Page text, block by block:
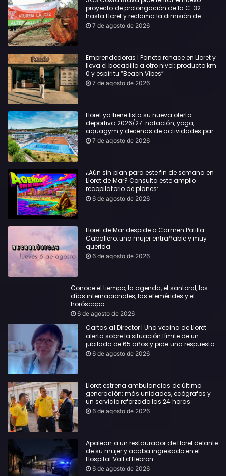
proyecto de prolongación de la C-32
hasta Lloret y reclama la dimisión de
Sílvia Paneque
7 de agosto de 2026
Emprendedoras | Paneto renace en Lloret y
lleva el bocadillo a otro nivel: producto km
0 y espíritu “Beach Vibes”
7 de agosto de 2026
Lloret ya tiene lista su nueva oferta
deportiva 2026/27: natación, yoga,
aquagym y decenas de actividades para
todas las edades
7 de agosto de 2026
¿Aún sin plan para este fin de semana en
Lloret de Mar? Consulta este amplio
recopilatorio de planes:
6 de agosto de 2026
Lloret de Mar despide a Carmen Patilla
Caballero, una mujer entrañable y muy
querida
6 de agosto de 2026
Conoce el tiempo, la agenda, el santoral, los
días internacionales, las efemérides y el
horóscopo…
6 de agosto de 2026
Cartas al Director | Una vecina de Lloret
alerta sobre la situación límite de un
jubilado de 65 años y pide una respuesta
urgente
6 de agosto de 2026
Lloret estrena ambulancias de última
generación: más unidades, ecógrafos y
un servicio reforzado las 24 horas
6 de agosto de 2026
Apalean a un restaurador de Lloret delante
de su mujer y acaba ingresado en el
Hospital Vall d’Hebron
6 de agosto de 2026